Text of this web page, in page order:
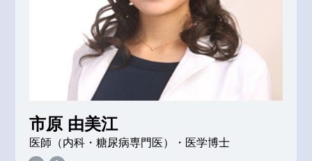
市原 由美江
医師（内科・糖尿病専門医）・医学博士